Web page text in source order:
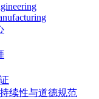
续性与道德规范